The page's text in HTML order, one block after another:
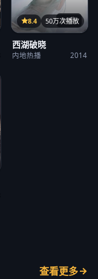
36集
8.4 50万次播放
西湖破晓
内地热播 2014
查看更多